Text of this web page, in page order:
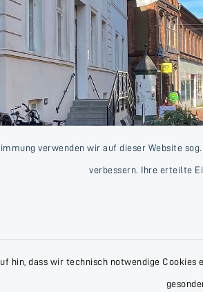
verwenden wir auf dieser Website
verbessern. Ihre erteilte
hin, dass wir technisch notwendige